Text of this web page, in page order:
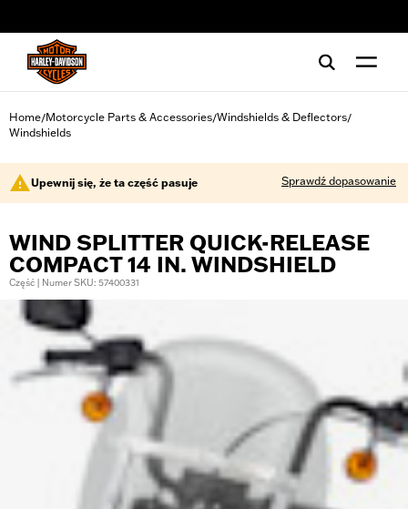
Home/Motorcycle Parts & Accessories/Windshields & Deflectors/
Windshields
Upewnij się, że ta część pasuje Sprawdź dopasowanie
WIND SPLITTER QUICK-RELEASE
COMPACT 14 IN. WINDSHIELD
Część | Numer SKU: 57400331